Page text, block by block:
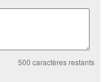
500 caractères restants